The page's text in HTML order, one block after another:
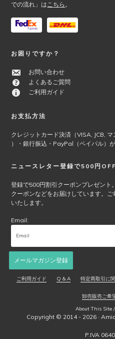
での流れ」はこちら 。
お困りですか？
お問い合わせ
よくあるご質問
ご利用ガイド
お支払方法
クレジットカード決済（VISA, JCB,
）・銀行振込・PayPal（ペイパル）
ニュースレター登録で500円OFF
登録で500円割引クーポンプレゼント
クーポンなどをお届けしています。
いたします。
Email:
メールマガジン登録
ご利用ガイド Q & A 特定商取引に
卸売販売ご希
About This Site
Copyright © 2014 - 2026 ·
P.IVA